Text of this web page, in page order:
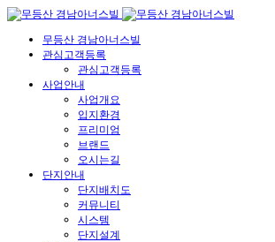
무등산 경남아너스빌
관심고객등록
관심고객등록
사업안내
사업개요
입지환경
프리미엄
브랜드
오시는길
단지안내
단지배치도
커뮤니티
시스템
단지설계